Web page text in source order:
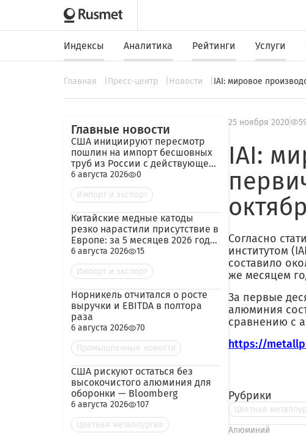
Индексы Аналитика Рейтинги Услуги
Главная Пресс-центр Новости IAI: мировое
Главные новости
США инициируют пересмотр
пошлин на импорт бесшовных
труб из России с действующей
ставкой 209,72%
6 августа 2026
0
Импорт и экспорт
Китайские медные катоды
резко нарастили присутствие в
Европе: за 5 месяцев 2026 года
— 45 тыс. тонн
6 августа 2026
15
Импорт и экспорт
Норникель отчитался о росте
выручки и EBITDA в полтора
раза
6 августа 2026
70
Промышленные новости
США рискуют остаться без
высокочистого алюминия для
оборонки — Bloomberg
6 августа 2026
107
Цветная металлургия
25 ноября 2020
IAI:
Согласно
институтом
составило
же месяцем
За первые
алюминия
сравнению с
https://
Рубрики
Цветная
Алюминий